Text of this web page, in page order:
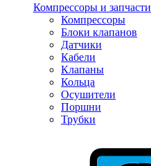
Компрессоры и запчасти
Компрессоры
Блоки клапанов
Датчики
Кабели
Клапаны
Кольца
Осушители
Поршни
Трубки